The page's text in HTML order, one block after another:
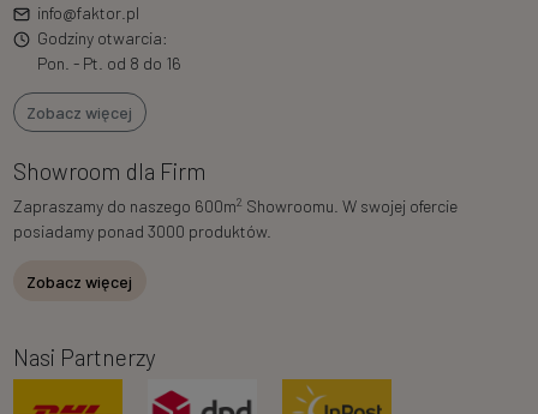
info@faktor.pl
Godziny otwarcia:
Pon. - Pt. od 8 do 16
Zobacz więcej
Showroom dla Firm
Zapraszamy do naszego 600m2 Showroomu. W swojej ofercie
posiadamy ponad 3000 produktów.
Zobacz więcej
Nasi Partnerzy